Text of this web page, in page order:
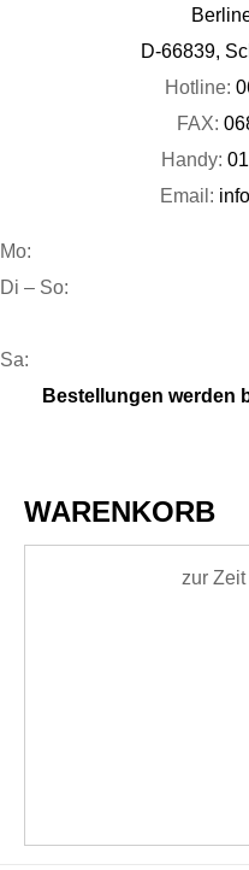
D-66839,
Hotline:
FAX:
Handy:
Email:
Mo:
Di – So:
Sa:
Bestellungen werden
WARENKORB
zur